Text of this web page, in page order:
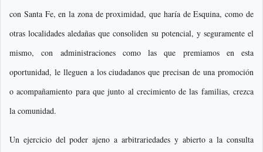
con Santa Fe, en la zona de proximidad, que haría de Esquina, como de
otras localidades aledañas que consoliden su potencial, y seguramente el
mismo, con administraciones como las que premiamos en esta
oportunidad, le lleguen a los ciudadanos que precisan de una promoción
o acompañamiento para que junto al crecimiento de las familias, crezca
la comunidad.
Un ejercicio del poder ajeno a arbitrariedades y abierto a la consulta